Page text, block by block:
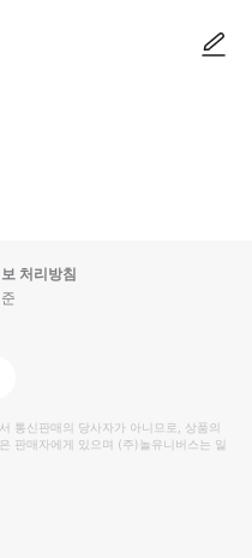
처리방침
통신판매의 당사자가 아니므로, 상품의
판매자에게 있으며 (주)놀유니버스는 일